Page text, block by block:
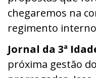
chegaremos na
regimento
Jornal da 3ª
próxima gestão